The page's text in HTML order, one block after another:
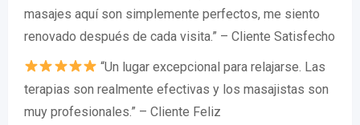
masajes aquí son simplemente perfectos, me siento
renovado después de cada visita.” – Cliente Satisfecho
“Un lugar excepcional para relajarse. Las
terapias son realmente efectivas y los masajistas son
muy profesionales.” – Cliente Feliz